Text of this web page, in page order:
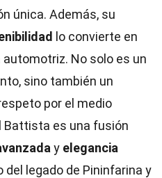
única. Además, su
lo convierte en
No solo es un
sino también un
por el medio
Battista es una fusión
y elegancia
del legado de Pininfarina y